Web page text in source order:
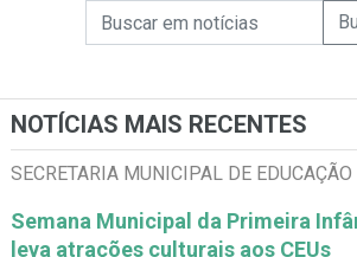
Campo de Busca de
Campo de Busca de informações
NOTÍCIAS MAIS RECENTES
SECRETARIA MUNICIPAL DE EDUCAÇÃO
Semana Municipal da Primeira
leva atrações culturais aos CEUs